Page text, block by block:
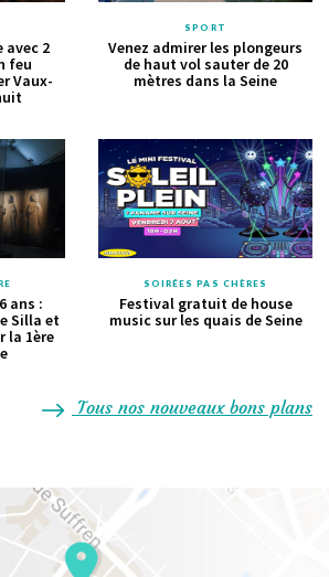
avec 2
feu
Vaux-
SPORT
Venez admirer les plongeurs
de haut vol sauter de 20
mètres dans la Seine
ans :
Silla et
la 1ère
SOIRÉES PAS CHÈRES
Festival gratuit de house
music sur les quais de Seine
Tous nos nouveaux bons plans